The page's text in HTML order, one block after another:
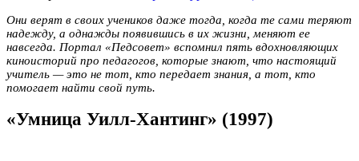
Они верят в своих учеников даже тогда, когда те сами теряют
надежду, а однажды появившись в их жизни, меняют ее
навсегда. Портал «Педсовет» вспомнил пять вдохновляющих
киноисторий про педагогов, которые знают, что настоящий
учитель — это не тот, кто передает знания, а тот, кто
помогает найти свой путь.
«Умница Уилл-Хантинг» (1997)